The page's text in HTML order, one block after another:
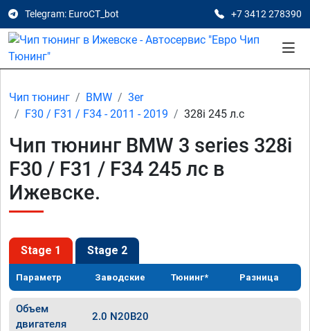
Telegram: EuroCT_bot +7 3412 278390
Чип тюнинг BMW
3er
F30 / F31 / F34 - 2011 - 2019
328i 245 л.с
Чип тюнинг BMW 3 series 328i
F30 / F31 / F34 245 лс в
Ижевске.
Stage 1 Stage 2
Параметр Заводские Тюнинг* Разница
Объем
двигателя
2.0 N20B20